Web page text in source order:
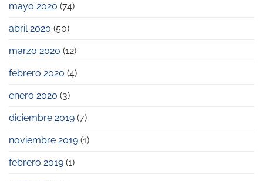
mayo 2020 (74)
abril 2020 (50)
marzo 2020 (12)
febrero 2020 (4)
enero 2020 (3)
diciembre 2019 (7)
noviembre 2019 (1)
febrero 2019 (1)